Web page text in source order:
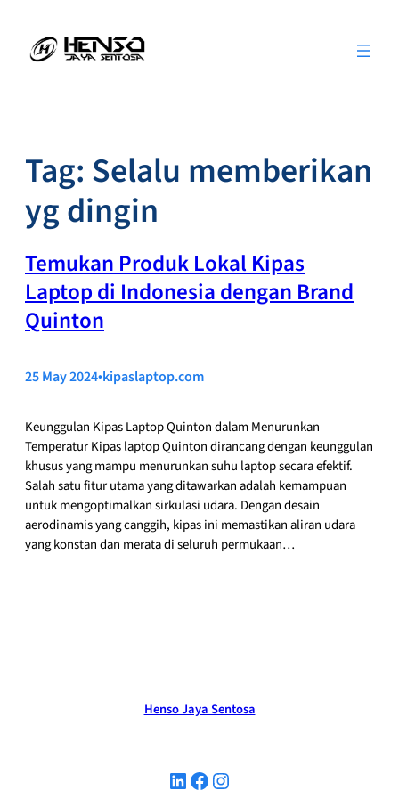
content
Tag: Selalu memberikan
yg dingin
Temukan Produk Lokal Kipas
Laptop di Indonesia dengan Brand
Quinton
25 May 2024•kipaslaptop.com
Keunggulan Kipas Laptop Quinton dalam Menurunkan
Temperatur Kipas laptop Quinton dirancang dengan keunggulan
khusus yang mampu menurunkan suhu laptop secara efektif.
Salah satu fitur utama yang ditawarkan adalah kemampuan
untuk mengoptimalkan sirkulasi udara. Dengan desain
aerodinamis yang canggih, kipas ini memastikan aliran udara
yang konstan dan merata di seluruh permukaan…
Henso Jaya Sentosa
LinkedIn Facebook Instagram